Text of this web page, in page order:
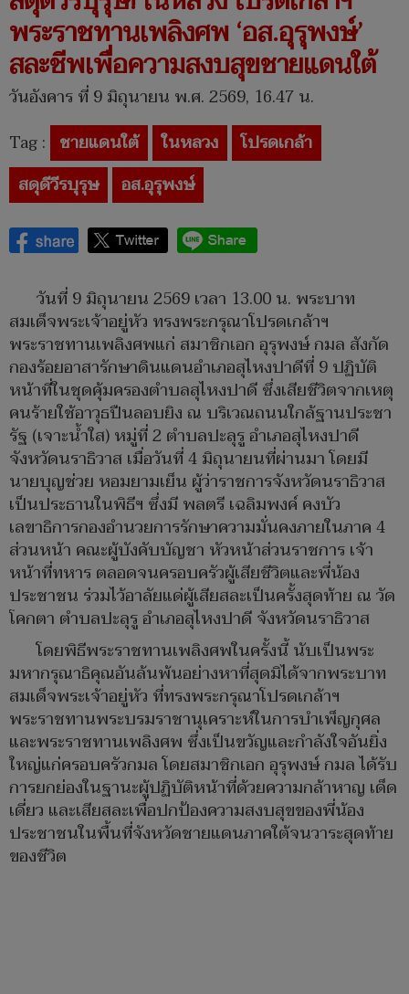
พระราชทานเพลิงศพ ‘อส.อุรุพงษ์’
สละชีพเพื่อความสงบสุขชายแดนใต้
วันอังคาร ที่ 9 มิถุนายน พ.ศ. 2569, 16.47 น.
Tag : ชายแดนใต้ ในหลวง
โปรดเกล้า
สดุดีวีรบุรุษ
อส.อุรุพงษ์
วันที่ 9 มิถุนายน 2569 เวลา 13.00 น. พระบาท
สมเด็จพระเจ้าอยู่หัว ทรงพระกรุณาโปรดเกล้าฯ
พระราชทานเพลิงศพแก่ สมาชิกเอก อุรุพงษ์ กมล สังกัด
กองร้อยอาสารักษาดินแดนอำเภอสุไหงปาดีที่ 9 ปฏิบัติ
หน้าที่ในชุดคุ้มครองตำบลสุไหงปาดี ซึ่งเสียชีวิตจากเหตุ
คนร้ายใช้อาวุธปืนลอบยิง ณ บริเวณถนนใกล้ฐานประชา
รัฐ (เจาะน้ำใส) หมู่ที่ 2 ตำบลปะลุรู อำเภอสุไหงปาดี
จังหวัดนราธิวาส เมื่อวันที่ 4 มิถุนายนที่ผ่านมา โดยมี
นายบุญช่วย หอมยามเย็น ผู้ว่าราชการจังหวัดนราธิวาส
เป็นประธานในพิธีฯ ซึ่งมี พลตรี เฉลิมพงค์ คงบัว
เลขาธิการกองอำนวยการรักษาความมั่นคงภายในภาค 4
ส่วนหน้า คณะผู้บังคับบัญชา หัวหน้าส่วนราชการ เจ้า
หน้าที่ทหาร ตลอดจนครอบครัวผู้เสียชีวิตและพี่น้อง
ประชาชน ร่วมไว้อาลัยแด่ผู้เสียสละเป็นครั้งสุดท้าย ณ วัด
โคกตา ตำบลปะลุรู อำเภอสุไหงปาดี จังหวัดนราธิวาส
โดยพิธีพระราชทานเพลิงศพในครั้งนี้ นับเป็นพระ
มหากรุณาธิคุณอันล้นพ้นอย่างหาที่สุดมิได้จากพระบาท
สมเด็จพระเจ้าอยู่หัว ที่ทรงพระกรุณาโปรดเกล้าฯ
พระราชทานพระบรมราชานุเคราะห์ในการบำเพ็ญกุศล
และพระราชทานเพลิงศพ ซึ่งเป็นขวัญและกำลังใจอันยิ่ง
ใหญ่แก่ครอบครัวกมล โดยสมาชิกเอก อุรุพงษ์ กมล ได้รับ
การยกย่องในฐานะผู้ปฏิบัติหน้าที่ด้วยความกล้าหาญ เด็ด
เดี่ยว และเสียสละเพื่อปกป้องความสงบสุขของพี่น้อง
ประชาชนในพื้นที่จังหวัดชายแดนภาคใต้จนวาระสุดท้าย
ของชีวิต